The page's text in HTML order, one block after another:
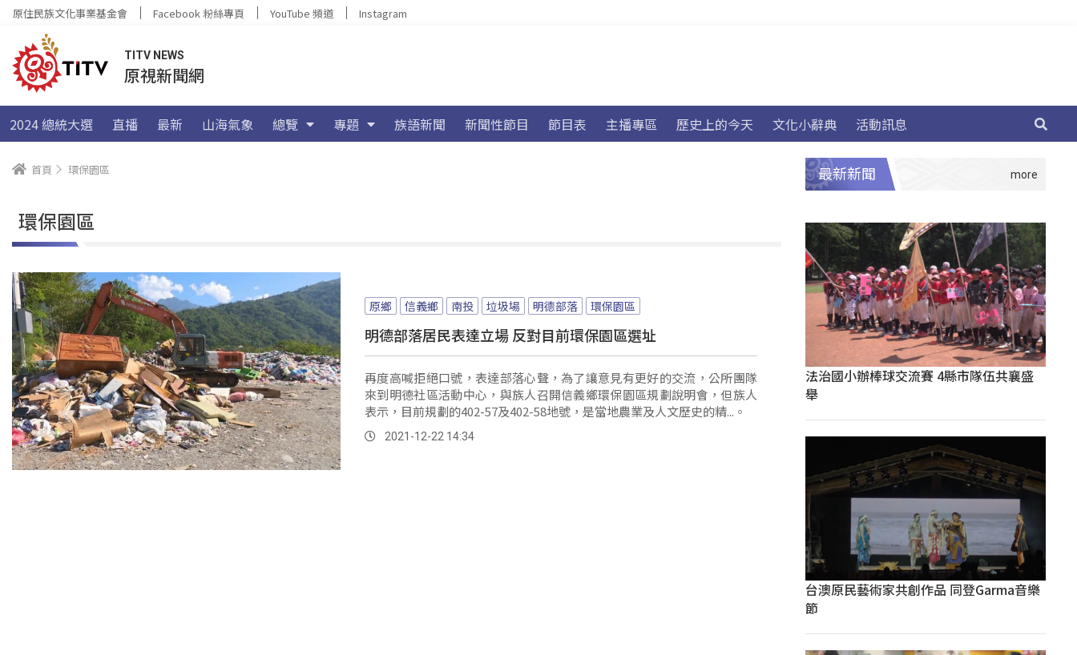
原住民族文化事業基金會 Facebook 粉絲專頁 YouTube 頻道 Instagram
TITV NEWS
原視新聞網
2024 總統大選 直播 最新 山海氣象 總覽 專題 族語新聞 新聞性節目 節目表 主播專區 歷史上的今天 文化小辭典 活動訊息
首頁 環保園區
環保園區
原鄉 信義鄉 南投 垃圾場 明德部落 環保園區
明德部落居民表達立場 反對目前環保園區選址
再度高喊拒絕口號，表達部落心聲，為了讓意見有更好的交流，公所團隊
來到明德社區活動中心，與族人召開信義鄉環保園區規劃說明會，但族人
表示，目前規劃的402-57及402-58地號，是當地農業及人文歷史的精...。
2021-12-22 14:34
最新新聞
法治國小辦棒球交流賽 4縣市隊伍共襄盛
舉
台澳原民藝術家共創作品 同登Garma音樂
節